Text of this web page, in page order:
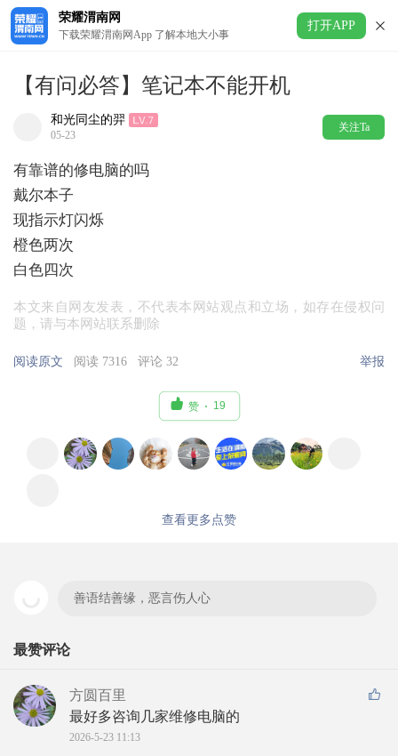
荣耀渭南网
下载荣耀渭南网App 了解本地大小事
打开APP
【有问必答】笔记本不能开机
和光同尘的羿
05-23
关注Ta
有靠谱的修电脑的吗
戴尔本子
现指示灯闪烁
橙色两次
白色四次
本文来自网友发表，不代表本网站观点和立场，如存在侵权问
题，请与本网站联系删除
阅读原文 阅读 7316 评论 32 举报
 赞 19
查看更多点赞
善语结善缘，恶言伤人心
最赞评论
方圆百里
最好多咨询几家维修电脑的
2026-5-23 11:13